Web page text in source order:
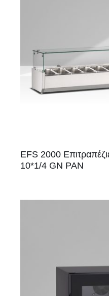
EFS 2000
10*1/4 GN PAN